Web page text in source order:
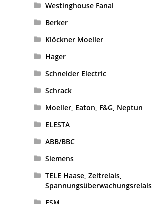
Westinghouse Fanal
Berker
Klöckner Moeller
Hager
Schneider Electric
Schrack
Moeller, Eaton, F&G, Neptun
ELESTA
ABB/BBC
Siemens
TELE Haase, Zeitrelais,
Spannungsüberwachungsrelais